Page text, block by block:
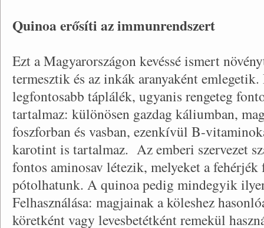
Quinoa erősíti az immunrendszert
Ezt a Magyarországon kevéssé ismert
termesztik és az inkák aranyaként
legfontosabb táplálék, ugyanis rengeteg
tartalmaz: különösen gazdag káliumban,
foszforban és vasban, ezenkívül B-
karotint is tartalmaz. Az emberi szervezet
fontos aminosav létezik, melyeket a fehérjék
pótolhatunk. A quinoa pedig mindegyik
Felhasználása: magjainak a köleshez
köretként vagy levesbetétként remekül